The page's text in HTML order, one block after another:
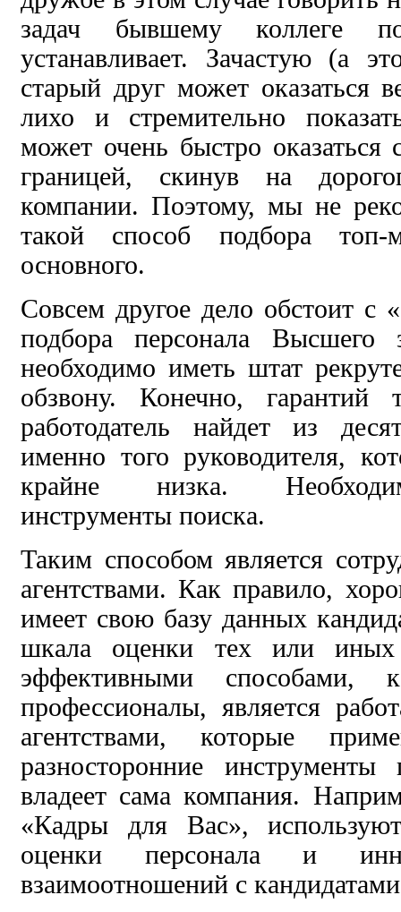
задач бывшему коллеге
устанавливает. Зачастую (а
старый друг может оказаться
лихо и стремительно
может очень быстро оказаться
границей, скинув на
компании. Поэтому, мы не
такой способ подбора топ-
основного.
Совсем другое дело обстоит с
подбора персонала Высшего
необходимо иметь штат
обзвону. Конечно,
работодатель найдет из
именно того руководителя,
крайне низка.
инструменты поиска.
Таким способом является
агентствами. Как правило,
имеет свою базу данных
шкала оценки тех или иных
эффективными способами,
профессионалы, является
агентствами, которые
разносторонние
владеет сама компания.
«Кадры для Вас»,
оценки персонала и
взаимоотношений с